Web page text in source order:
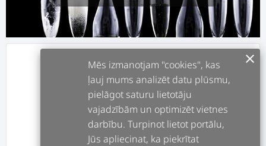
infoABOUT
assignmentJOBS
forumPOSTS
Mēs izmanotjam "cookies", kas
ļauj mums analizēt datu plūsmu,
pielāgot saturu lietotāju
vajadzībām un optimizēt vietnes
darbību. Turpinot lietot portālu,
Jūs apliecinat, ka piekrītat
clear